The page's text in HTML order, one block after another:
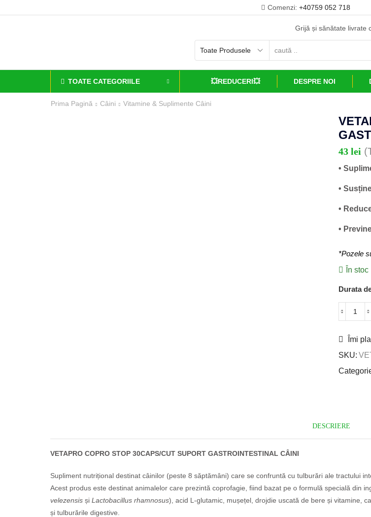
Comenzi: +40759 052 718
Grijă și sănătate livrate
TOATE CATEGORIILE 💥REDUCERI💥 DESPRE NOI
Prima Pagină Câini Vitamine & Suplimente Câini
43 lei
•
•
•
•
*Pozele
În stoc
Durata
Îmi
SKU:
DESCRIERE
VETAPRO COPRO STOP 30CAPS/CUT SUPORT GASTROINTESTINAL CÂINI
Supliment nutrițional destinat câinilor (peste 8 săptămâni) care se confruntă cu tulburări ale tractului
Acest produs este destinat animalelor care prezintă coprofagie, fiind bazat pe o formulă specială din
velezensis și Lactobacillus rhamnosus), acid L-glutamic, mușețel, drojdie uscată de bere și vitamine,
și tulburările digestive.